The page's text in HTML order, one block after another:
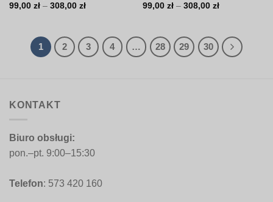
99,00 zł – 308,00 złZakres
do
308,00 zł
99,00 zł – 308,00 złZakres
do
308,00 zł
1 2 3 4 … 28 29 30
KONTAKT
Biuro obsługi:
pon.–pt. 9:00–15:30
Telefon: 573 420 160